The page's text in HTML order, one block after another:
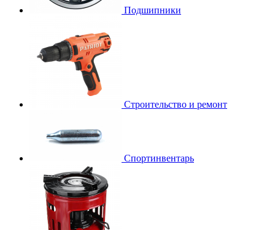
Подшипники
Строительство и ремонт
Спортинвентарь